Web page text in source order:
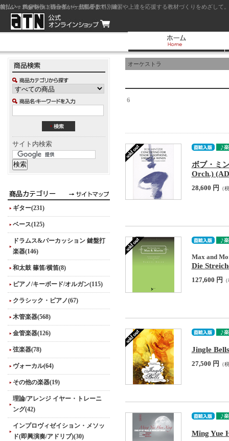
ジャズを中心に初心者から上級者まで、練習や上達を応援する教材づくりをめざし
サイト内検索
ギター(231)
ベース(125)
ドラムス&パーカッション 鍵盤打
楽器(146)
和太鼓 篠笛/横笛(8)
ピアノ/キーボード/オルガン(115)
クラシック・ピアノ(67)
木管楽器(568)
金管楽器(126)
弦楽器(78)
ヴォーカル(64)
その他の楽器(19)
理論/アレンジ イヤー・トレーニ
ング(42)
インプロヴィゼイション・メソッ
ド(即興演奏/アドリブ)(30)
オーケストラ
6
ボブ・ミ
Orch.)
28,600 円 （
Max and
Die
127,600 円
Jingle
27,500 円 （
Ming Yue
前払い：クレジットカード（一括払い）
後払い：代金引換（現金払い・代引手数料別途）
前払い：PayPay